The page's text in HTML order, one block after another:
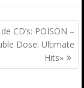
CD’s: POISON –
Dose: Ultimate
Hits»